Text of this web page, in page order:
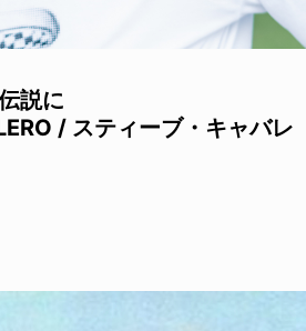
説に
/ スティーブ・キャバレ